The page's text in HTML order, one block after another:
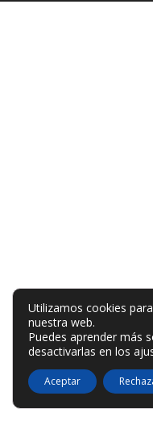
Utilizamos cookies
nuestra web.
Puedes aprender más
desactivarlas en los
Aceptar